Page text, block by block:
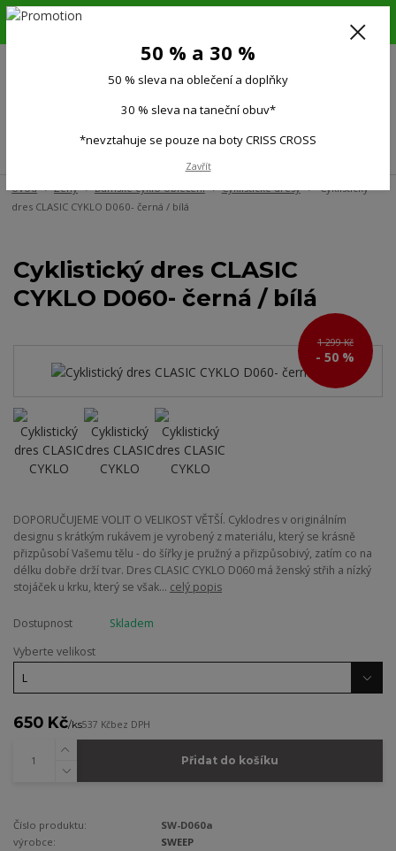
6.-16.8.26. DOVOLENÁ !!! 50 % SLEVA na všechno oblečení a doplňky !!!
(Po-Pá 9:00-15.00)
Úvod Ženy Dámské cyklo oblečení Cyklistické dresy
Cyklistický
dres CLASIC CYKLO D060- černá / bílá
Cyklistický dres CLASIC
CYKLO D060- černá / bílá
1 299 Kč
- 50 %
DOPORUČUJEME VOLIT O VELIKOST VĚTŠÍ. Cyklodres v originálním
designu s krátkým rukávem je vyrobený z materiálu, který se krásně
přizpůsobí Vašemu tělu - do šířky je pružný a přizpůsobivý, zatím co na
délku dobře drží tvar. Dres CLASIC CYKLO D060 má ženský střih a nízký
stojáček u krku, který se však... celý popis
Dostupnost
Skladem
Vyberte velikost
650 Kč/ks537 Kčbez DPH
Přidat do košíku
Číslo produktu:
SW-D060a
výrobce:
SWEEP
50 % a 30 %
50 % sleva na oblečení a doplňky
30 % sleva na taneční obuv*
*nevztahuje se pouze na boty CRISS CROSS
Zavřít